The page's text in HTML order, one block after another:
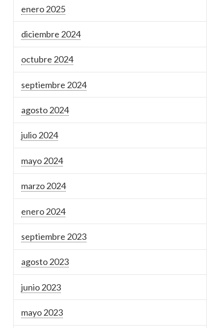
enero 2025
diciembre 2024
octubre 2024
septiembre 2024
agosto 2024
julio 2024
mayo 2024
marzo 2024
enero 2024
septiembre 2023
agosto 2023
junio 2023
mayo 2023